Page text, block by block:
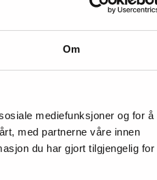
Om
mediefunksjoner og for å
med partnerne våre innen
du har gjort tilgjengelig for